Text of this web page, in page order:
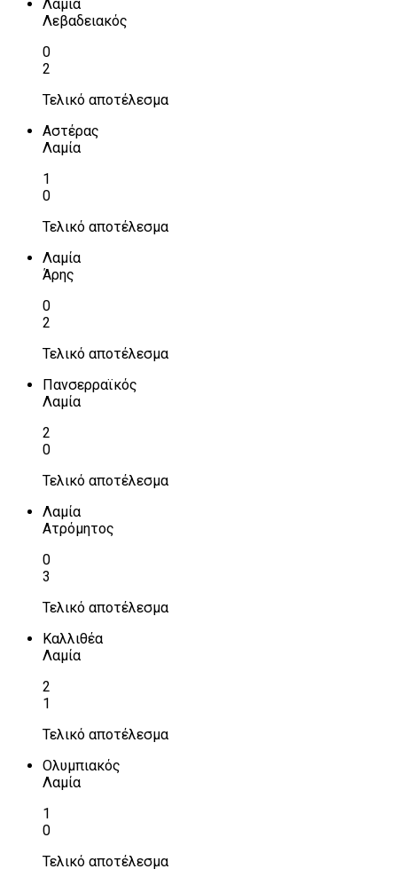
Λαμία
Λεβαδειακός
0
2
Τελικό αποτέλεσμα
Αστέρας
Λαμία
1
0
Τελικό αποτέλεσμα
Λαμία
Άρης
0
2
Τελικό αποτέλεσμα
Πανσερραϊκός
Λαμία
2
0
Τελικό αποτέλεσμα
Λαμία
Ατρόμητος
0
3
Τελικό αποτέλεσμα
Καλλιθέα
Λαμία
2
1
Τελικό αποτέλεσμα
Ολυμπιακός
Λαμία
1
0
Τελικό αποτέλεσμα